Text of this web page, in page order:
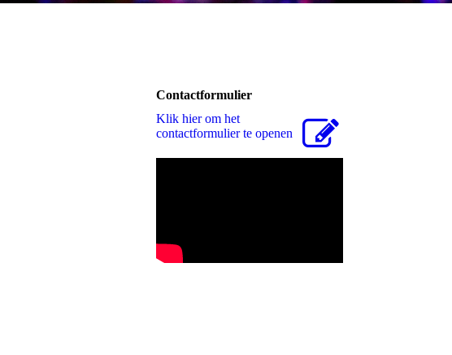
Contactformulier
Klik hier om het
contactformulier te openen